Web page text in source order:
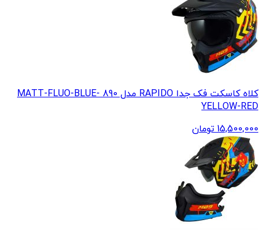
کلاه کاسکت فک جدا RAPIDO مدل 890 MATT-FLUO-BLUE-
YELLOW-RED
15,500,000 تومان